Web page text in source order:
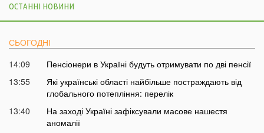
ОСТАННІ НОВИНИ
СЬОГОДНІ
14:09
Пенсіонери в Україні будуть отримувати по дві пенсії
13:55
Які українські області найбільше постраждають від
глобального потепління: перелік
13:40
На заході Україні зафіксували масове нашестя
аномалії